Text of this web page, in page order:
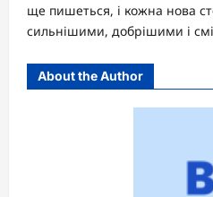
ще пишеться, і кожна нова
сильнішими, добрішими і
About the Author